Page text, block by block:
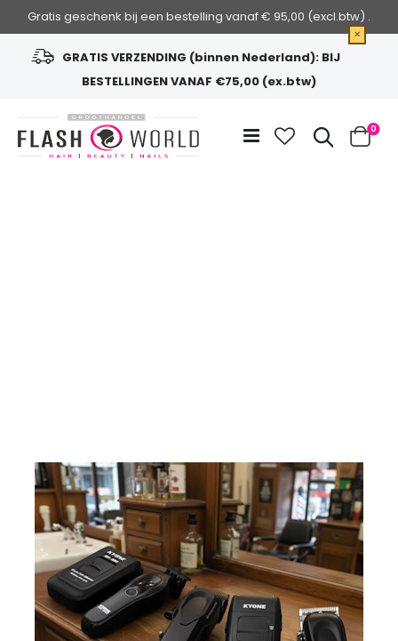
Gratis geschenk bij een bestelling vanaf € 95,00 (excl.btw) .
×
GRATIS VERZENDING (binnen Nederland): BIJ
BESTELLINGEN VANAF €75,00 (ex.btw)
de
inhoud
Zoek
Cart
0